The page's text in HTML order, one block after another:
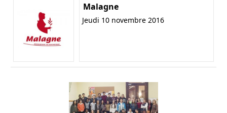
Malagne
Jeudi 10 novembre 2016